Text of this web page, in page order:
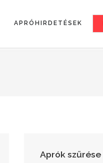
APRÓHIRDETÉSEK
Aprók szűrése